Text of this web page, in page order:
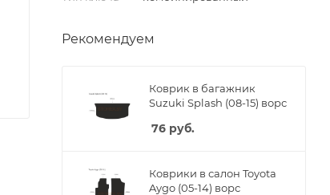
Рекомендуем
Коврик в багажник
Suzuki Splash (08-15) ворс
76 руб.
Коврики в салон Toyota
Aygo (05-14) ворс